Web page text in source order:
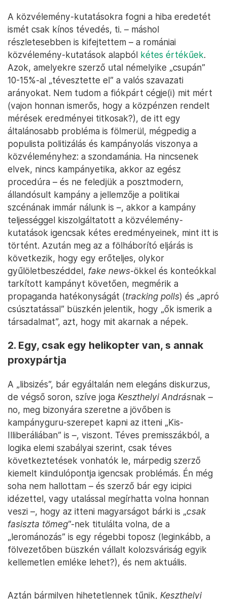
A közvélemény-kutatásokra fogni a hiba eredetét
ismét csak kínos tévedés, ti. – máshol
részletesebben is kifejtettem – a romániai
közvélemény-kutatások alapból kétes értékűek.
Azok, amelyekre szerző utal némelyike „csupán”
10-15%-al „tévesztette el” a valós szavazati
arányokat. Nem tudom a fiókpárt cégje(i) mit mért
(vajon honnan ismerős, hogy a közpénzen rendelt
mérések eredményei titkosak?), de itt egy
általánosabb probléma is fölmerül, mégpedig a
populista politizálás és kampányolás viszonya a
közvéleményhez: a szondamánia. Ha nincsenek
elvek, nincs kampányetika, akkor az egész
procedúra – és ne feledjük a posztmodern,
állandósult kampány a jellemzője a politikai
szcénának immár nálunk is –, akkor a kampány
teljességgel kiszolgáltatott a közvélemény-
kutatások igencsak kétes eredményeinek, mint itt is
történt. Azután meg az a fölháborító eljárás is
következik, hogy egy erőteljes, olykor
gyűlöletbeszéddel, fake news-ökkel és konteókkal
tarkított kampányt követően, megmérik a
propaganda hatékonyságát (tracking polls) és „apró
csúsztatással” büszkén jelentik, hogy „ők ismerik a
társadalmat”, azt, hogy mit akarnak a népek.
2. Egy, csak egy helikopter van, s annak
proxypártja
A „libsizés”, bár egyáltalán nem elegáns diskurzus,
de végső soron, szíve joga Keszthelyi Andrásnak –
no, meg bizonyára szeretne a jövőben is
kampányguru-szerepet kapni az itteni „Kis-
Illiberáliában” is –, viszont. Téves premisszákból, a
logika elemi szabályai szerint, csak téves
következtetések vonhatók le, márpedig szerző
kiemelt kiindulópontja igencsak problémás. Én még
soha nem hallottam – és szerző bár egy icipici
idézettel, vagy utalással megírhatta volna honnan
veszi –, hogy az itteni magyarságot bárki is „csak
fasiszta tömeg”-nek titulálta volna, de a
„lerománozás” is egy régebbi toposz (leginkább, a
fölvezetőben büszkén vállalt kolozsváriság egyik
kellemetlen emléke lehet?), és nem aktuális.
Aztán bármilyen hihetetlennek tűnik, Keszthelyi